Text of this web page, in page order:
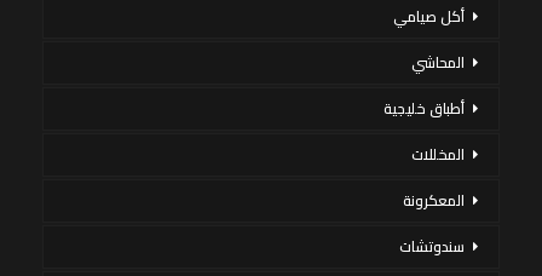
أكل صيامي
المحاشي
أطباق خليجية
المخللات
المعكرونة
سندوتشات